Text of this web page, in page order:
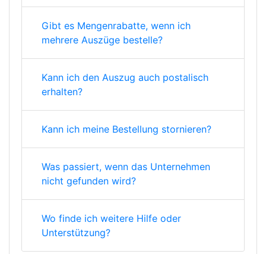
Gibt es Mengenrabatte, wenn ich
mehrere Auszüge bestelle?
Kann ich den Auszug auch postalisch
erhalten?
Kann ich meine Bestellung stornieren?
Was passiert, wenn das Unternehmen
nicht gefunden wird?
Wo finde ich weitere Hilfe oder
Unterstützung?